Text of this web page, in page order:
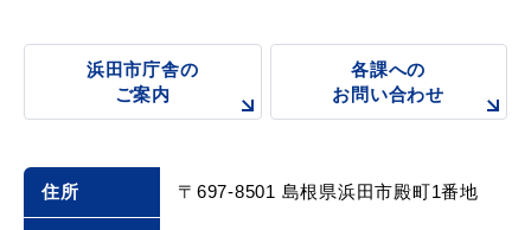
ご案内
お問い合わせ
浜田市庁舎の
ご案内
各課への
お問い合わせ
住所 〒697-8501 島根県浜田市殿町1番地